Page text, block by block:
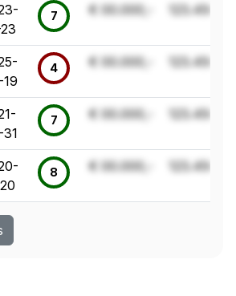
7 € 00.000,- 123.456 km
4 € 00.000,- 123.456 km
7 € 00.000,- 123.456 km
8 € 00.000,- 123.456 km